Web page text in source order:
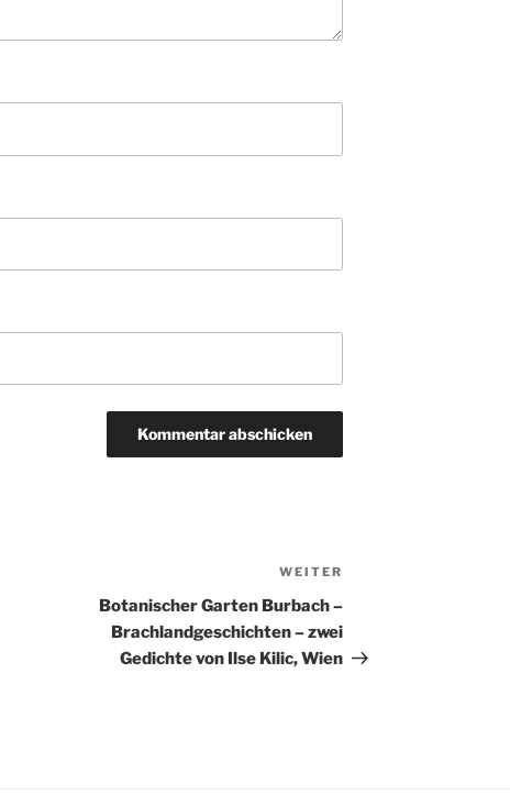
WEITER
Botanischer Garten Burbach –
Brachlandgeschichten – zwei
Gedichte von Ilse Kilic, Wien